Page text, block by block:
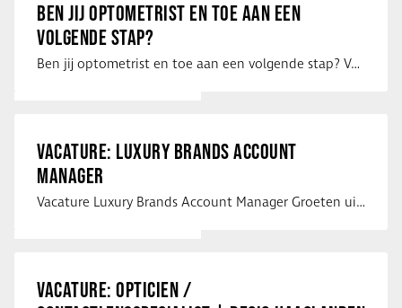
BEN JIJ OPTOMETRIST EN TOE AAN EEN
VOLGENDE STAP?
Ben jij optometrist en toe aan een volgende stap? Voor een optiekketen is Eye …
VACATURE: LUXURY BRANDS ACCOUNT
MANAGER
Vacature Luxury Brands Account Manager Groeten uit Spanje! Vanaf mijn …
VACATURE: OPTICIEN /